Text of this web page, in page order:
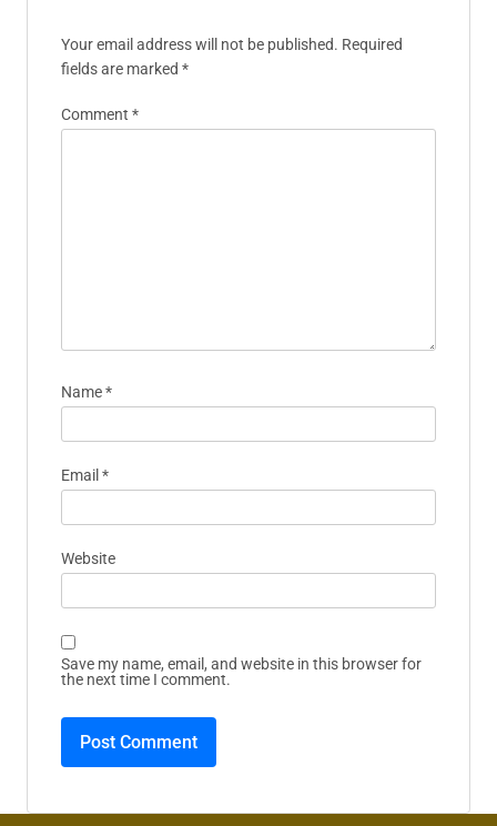
Your email address will not be published. Required
fields are marked *
Comment *
Name*
Email *
Website
Save my name, email, and website in this browser for
the next time I comment.